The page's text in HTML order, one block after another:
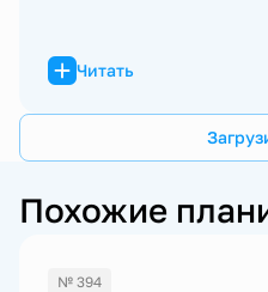
Читать
Похожие
№ 394